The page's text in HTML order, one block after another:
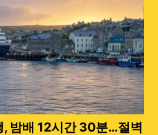
, 밤배 12시간 30분…절벽